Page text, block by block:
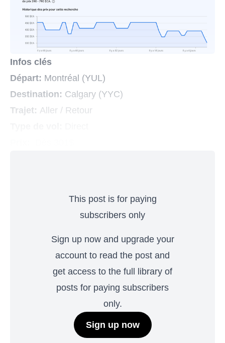
Infos clés
Départ: Montréal (YUL)
Destination: Calgary (YYC)
Trajet: Aller / Retour
This post is for paying
subscribers only
Sign up now and upgrade your
account to read the post and
get access to the full library of
posts for paying subscribers
only.
Sign up now